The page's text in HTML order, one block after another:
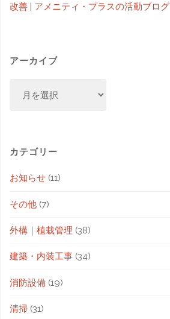
改善 | アメニティ・プラスの活動ブログ
アーカイブ
カテゴリー
お知らせ (11)
その他 (7)
外構｜植栽管理 (38)
建築・内装工事 (34)
消防設備 (19)
清掃 (31)